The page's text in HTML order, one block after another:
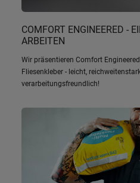
COMFORT ENGINEERED -
ARBEITEN
Wir präsentieren Comfort
Fliesenkleber - leicht,
verarbeitungsfreundlich!